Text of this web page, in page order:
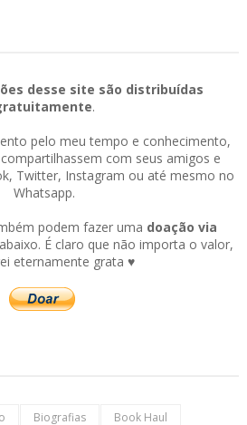
desse site são distribuídas
.
pelo meu tempo e conhecimento,
com seus amigos e
Twitter, Instagram ou até mesmo no
Whatsapp.
podem fazer uma doação via
É claro que não importa o valor,
eternamente grata ♥
Biografias Book Haul